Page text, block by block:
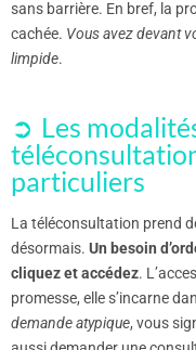
sans barrière. En bref, la
cachée. Vous avez devant
limpide.
Les
particuliers
La téléconsultation prend
désormais. Un besoin
cliquez et accédez.
promesse, elle s’incarne
demande atypique, vous